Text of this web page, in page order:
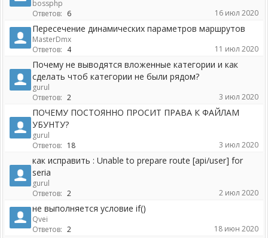
bossphp
Ответов: 6 16 июл 2020
Пересечение динамических параметров маршрутов
MasterDmx
Ответов: 4 11 июл 2020
Почему не выводятся вложенные категории и как
сделать чтоб категории не были рядом?
gurul
Ответов: 2 3 июл 2020
ПОЧЕМУ ПОСТОЯННО ПРОСИТ ПРАВА К ФАЙЛАМ
УБУНТУ?
gurul
Ответов: 18 3 июл 2020
как исправить : Unable to prepare route [api/user] for
seria
gurul
Ответов: 2 2 июл 2020
не выполняется условие if()
Qvei
Ответов: 2 18 июн 2020